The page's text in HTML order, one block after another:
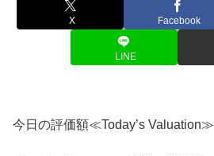
X Facebook
LINE
今日の評価額≪Today’s Valuation≫